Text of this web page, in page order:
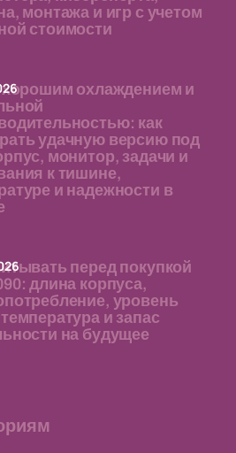
монтажа и игр с учетом
стоимости
хорошим охлаждением и
как
удачную версию под
монитор, задачи и
к тишине,
и надежности в
перед покупкой
длина корпуса,
уровень
и запас
на будущее